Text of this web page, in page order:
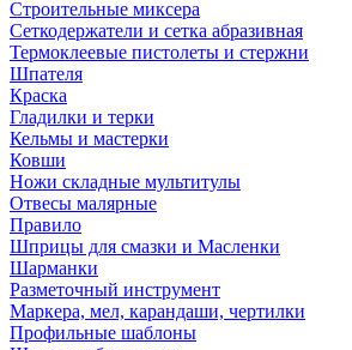
Строительные миксера
Сеткодержатели и сетка абразивная
Термоклеевые пистолеты и стержни
Шпателя
Краска
Гладилки и терки
Кельмы и мастерки
Ковши
Ножи складные мультитулы
Отвесы малярные
Правило
Шприцы для смазки и Масленки
Шарманки
Разметочный инструмент
Маркера, мел, карандаши, чертилки
Профильные шаблоны